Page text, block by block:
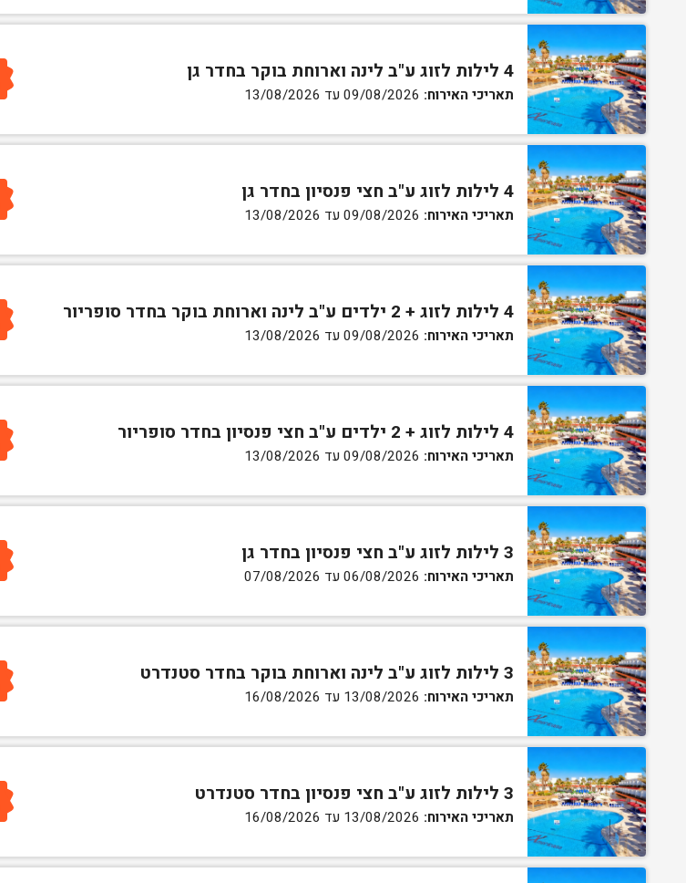
4 לילות לזוג ע"ב לינה וארוחת בוקר בחדר גן
תאריכי האירוח:
4 לילות לזוג ע"ב חצי פנסיון בחדר גן
תאריכי האירוח:
4 לילות לזוג + 2 ילדים ע"ב לינה וארוחת בוקר בחדר סופריור
תאריכי האירוח:
4 לילות לזוג + 2 ילדים ע"ב חצי פנסיון בחדר סופריור
תאריכי האירוח:
3 לילות לזוג ע"ב חצי פנסיון בחדר גן
תאריכי האירוח:
3 לילות לזוג ע"ב לינה וארוחת בוקר בחדר סטנדרט
תאריכי האירוח:
3 לילות לזוג ע"ב חצי פנסיון בחדר סטנדרט
תאריכי האירוח: